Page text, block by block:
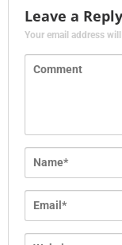
Leave a Reply
Your email address